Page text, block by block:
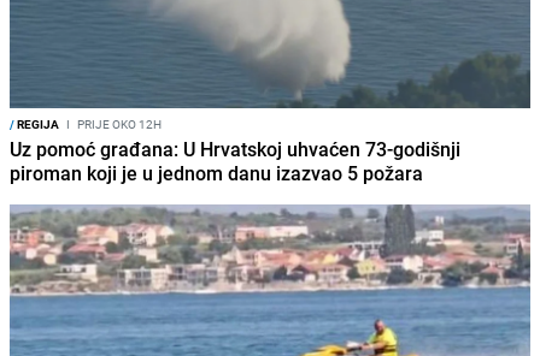
/REGIJA I PRIJE OKO 12H
Uz pomoć građana: U Hrvatskoj uhvaćen 73-godišnji
piroman koji je u jednom danu izazvao 5 požara